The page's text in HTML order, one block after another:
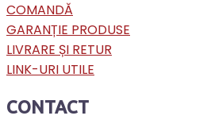
COMANDĂ
GARANȚIE PRODUSE
LIVRARE ȘI RETUR
LINK-URI UTILE
CONTACT